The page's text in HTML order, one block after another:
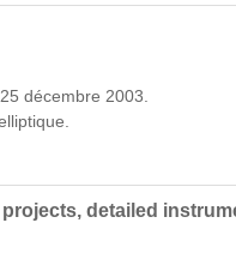
décembre 2003.
detailed